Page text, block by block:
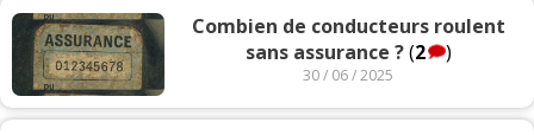
Combien de conducteurs roulent
sans assurance ?(2 )
30 / 06 / 2025